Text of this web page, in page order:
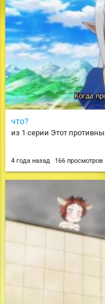
что?
из 1 серии Этот
4 года назад 166 просмотров